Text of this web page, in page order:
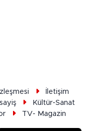
İletişim
Kültür-Sanat
TV- Magazin